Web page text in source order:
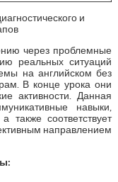
и
через проблемные
реальных ситуаций
на английском без
В конце урока они
активности. Данная
навыки,
также соответствует
направлением